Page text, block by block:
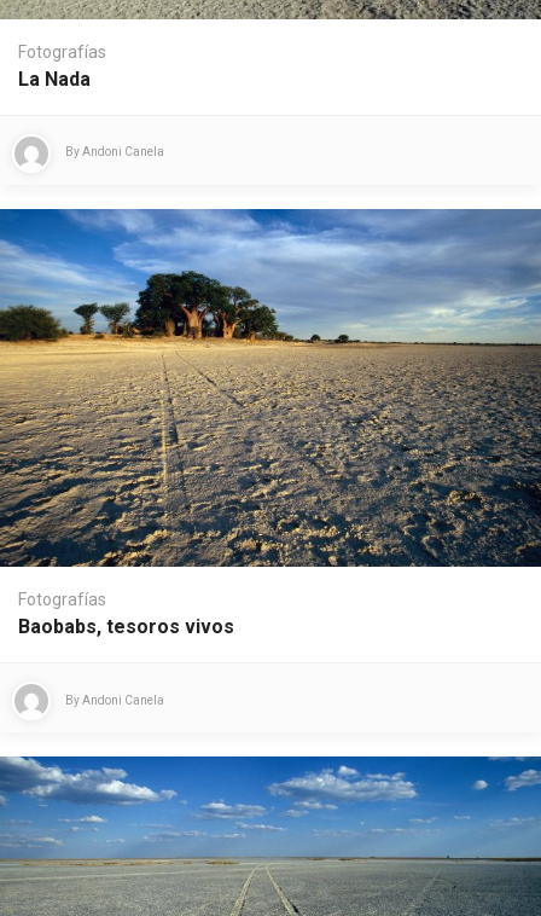
Fotografías
La Nada
ByAndoni Canela
Fotografías
Baobabs, tesoros vivos
ByAndoni Canela